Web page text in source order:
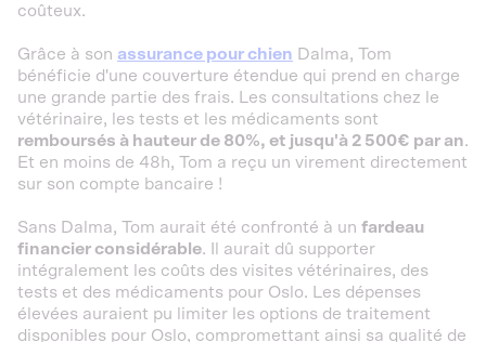
coûteux.
Grâce à son assurance pour chien Dalma, Tom
bénéficie d'une couverture étendue qui prend en charge
une grande partie des frais. Les consultations chez le
vétérinaire, les tests et les médicaments sont
remboursés à hauteur de 80%, et jusqu'à 2 500€ par an.
Et en moins de 48h, Tom a reçu un virement directement
sur son compte bancaire !
Sans Dalma, Tom aurait été confronté à un fardeau
financier considérable. Il aurait dû supporter
intégralement les coûts des visites vétérinaires, des
tests et des médicaments pour Oslo. Les dépenses
élevées auraient pu limiter les options de traitement
disponibles pour Oslo, compromettant ainsi sa qualité de